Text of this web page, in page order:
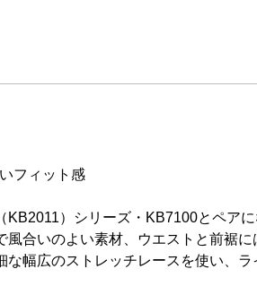
フィット感
）シリーズ・KB7100とペア
合いのよい素材、ウエストと前裾に
幅広のストレッチレースを使い、ラ